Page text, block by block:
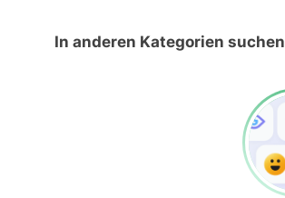
In anderen Kategorien suchen